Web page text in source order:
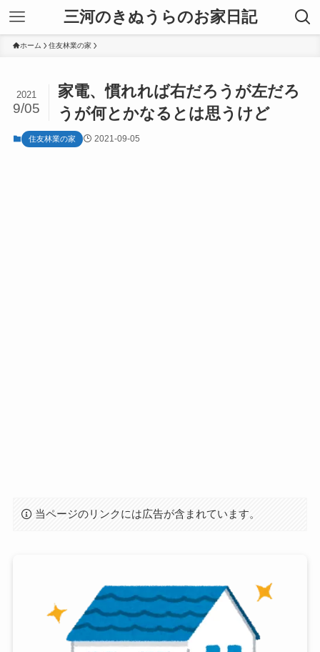
三河のきぬうらのお家日記
ホーム 住友林業の家
家電、慣れれば右だろうが左だろ
うが何とかなるとは思うけど
2021
9/05
住友林業の家 2021-09-05
当ページのリンクには広告が含まれています。